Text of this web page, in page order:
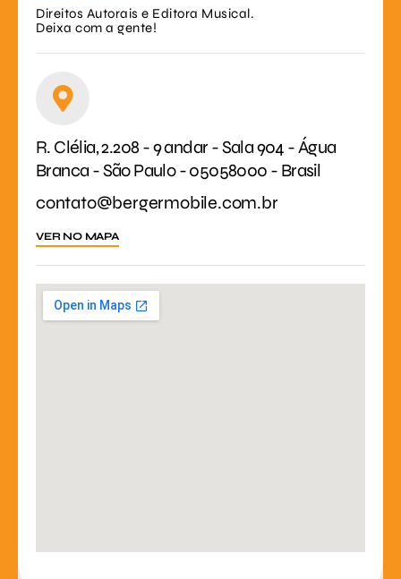
Direitos Autorais e Editora Musical.
Deixa com a gente!
R. Clélia, 2.208 - 9 andar - Sala 904 - Água
Branca - São Paulo - 05058000 - Brasil
contato@bergermobile.com.br
VER NO MAPA